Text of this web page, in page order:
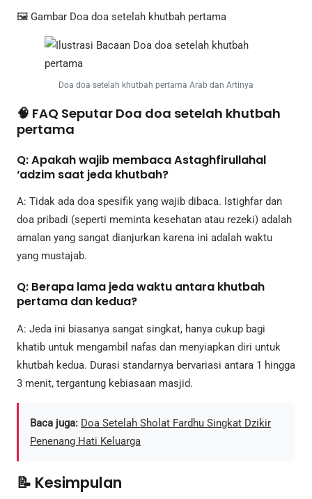
🖼️ Gambar Doa doa setelah khutbah pertama
Doa doa setelah khutbah pertama Arab dan Artinya
🧠 FAQ Seputar Doa doa setelah khutbah
pertama
Q: Apakah wajib membaca Astaghfirullahal
‘adzim saat jeda khutbah?
A: Tidak ada doa spesifik yang wajib dibaca. Istighfar dan
doa pribadi (seperti meminta kesehatan atau rezeki) adalah
amalan yang sangat dianjurkan karena ini adalah waktu
yang mustajab.
Q: Berapa lama jeda waktu antara khutbah
pertama dan kedua?
A: Jeda ini biasanya sangat singkat, hanya cukup bagi
khatib untuk mengambil nafas dan menyiapkan diri untuk
khutbah kedua. Durasi standarnya bervariasi antara 1 hingga
3 menit, tergantung kebiasaan masjid.
Baca juga: Doa Setelah Sholat Fardhu Singkat Dzikir
Penenang Hati Keluarga
📝 Kesimpulan